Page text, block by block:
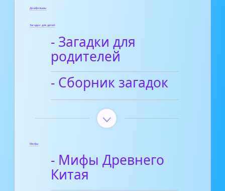
Диафильмы
Загадки для детей
- Загадки для
родителей
- Сборник загадок
Мифы
- Мифы Древнего
Китая